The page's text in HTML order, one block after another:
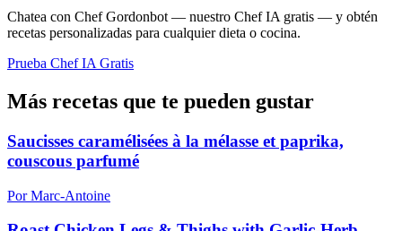
Chatea con Chef Gordonbot — nuestro Chef IA gratis — y obtén
recetas personalizadas para cualquier dieta o cocina.
Prueba Chef IA Gratis
Más recetas que te pueden gustar
Saucisses caramélisées à la mélasse et paprika,
couscous parfumé
Por Marc-Antoine